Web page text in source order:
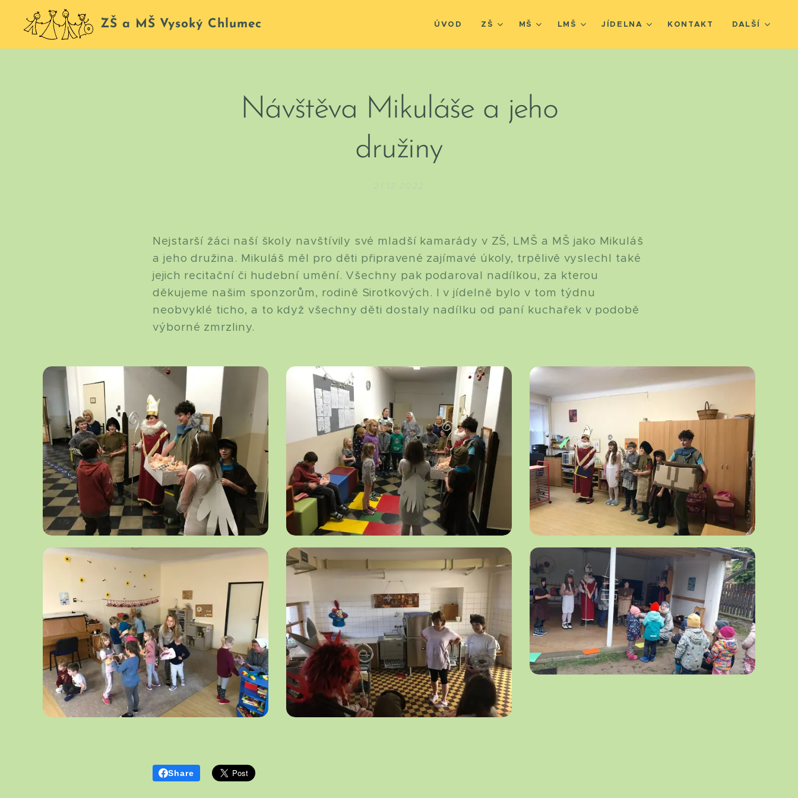
ZŠ a MŠ Vysoký Chlumec ÚVOD ZŠ MŠ LMŠ JÍDELNA KONTAKT DALŠÍ
Návštěva Mikuláše a jeho
družiny
Nejstarší žáci naší školy navštívily své mladší kamarády v ZŠ, LMŠ a MŠ jako Mikuláš
a jeho družina. Mikuláš měl pro děti připravené zajímavé úkoly, trpělivě vyslechl také
jejich recitační či hudební umění. Všechny pak podaroval nadílkou, za kterou
děkujeme našim sponzorům, rodině Sirotkových. I v jídelně bylo v tom týdnu
neobvyklé ticho, a to když všechny děti dostaly nadílku od paní kuchařek v podobě
výborné zmrzliny.
Share